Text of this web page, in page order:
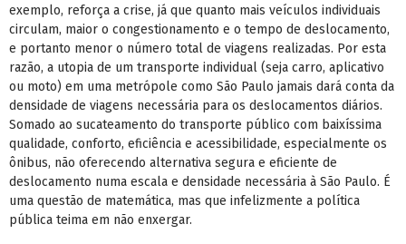
exemplo, reforça a crise, já que quanto mais veículos individuais
circulam, maior o congestionamento e o tempo de deslocamento,
e portanto menor o número total de viagens realizadas. Por esta
razão, a utopia de um transporte individual (seja carro, aplicativo
ou moto) em uma metrópole como São Paulo jamais dará conta da
densidade de viagens necessária para os deslocamentos diários.
Somado ao sucateamento do transporte público com baixíssima
qualidade, conforto, eficiência e acessibilidade, especialmente os
ônibus, não oferecendo alternativa segura e eficiente de
deslocamento numa escala e densidade necessária à São Paulo. É
uma questão de matemática, mas que infelizmente a política
pública teima em não enxergar.